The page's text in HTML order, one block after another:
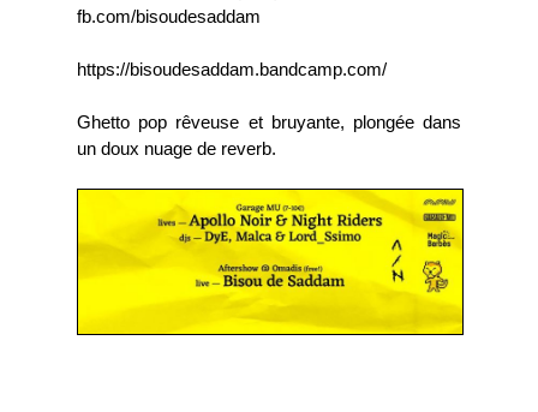
fb.com/bisoudesaddam
https://bisoudesaddam.bandcamp.com/
Ghetto pop rêveuse et bruyante, plongée dans
un doux nuage de reverb.